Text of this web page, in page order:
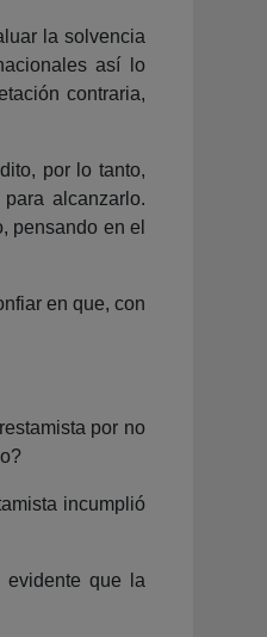
la solvencia
así lo
contraria,
por lo tanto,
alcanzarlo.
pensando en el
en que, con
por no
incumplió
evidente que la